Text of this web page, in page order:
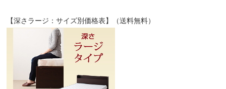
【深さラージ：サイズ別価格表】（送料無料）